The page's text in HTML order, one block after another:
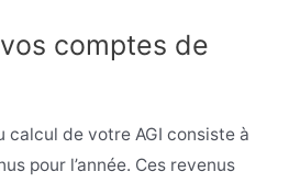
comptes de
calcul de votre AGI consiste à
pour l’année. Ces revenus